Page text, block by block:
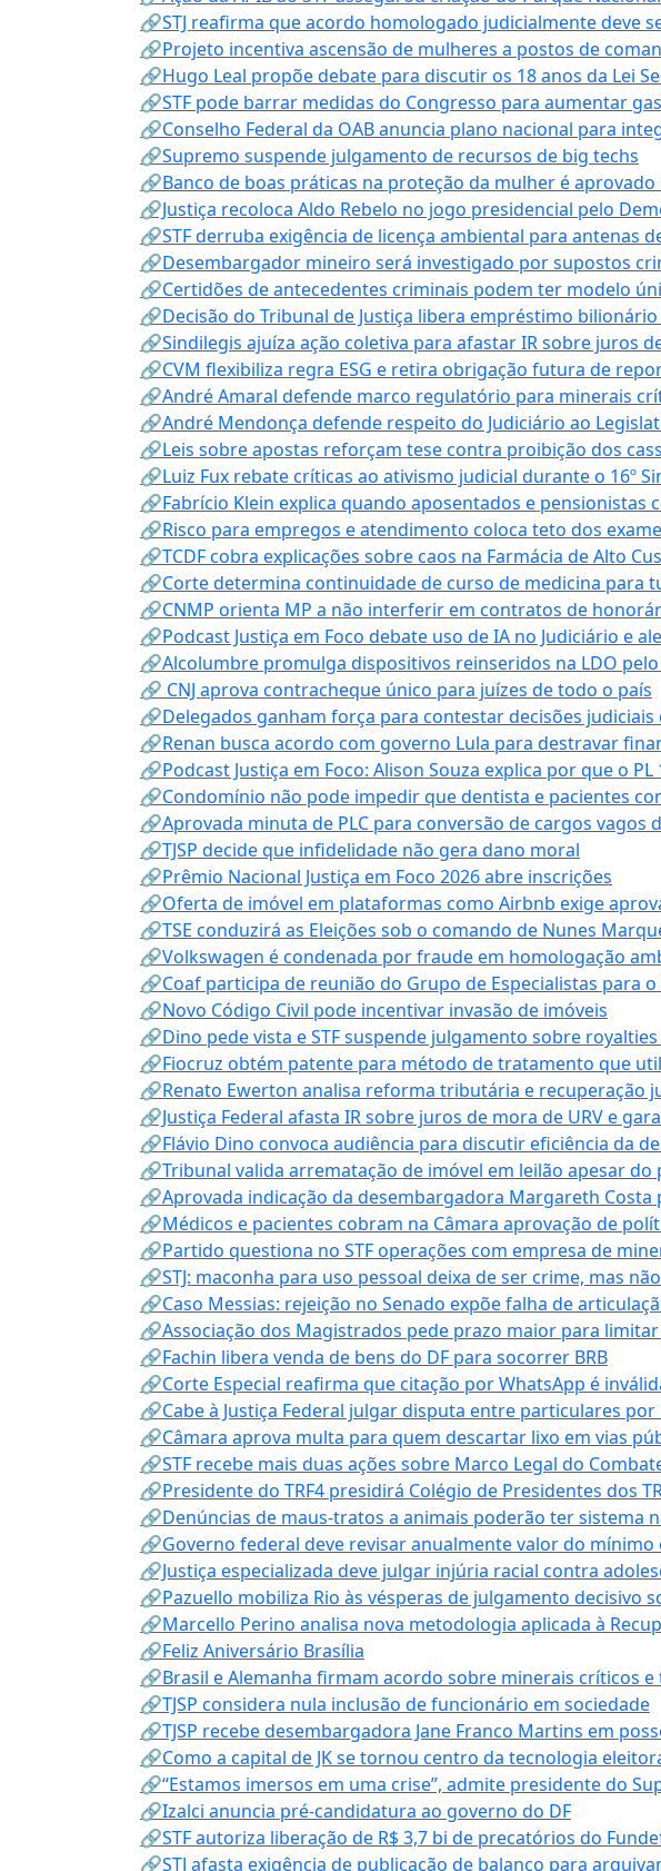
🔗STJ reafirma que acordo homologado judicialmente deve
🔗Projeto incentiva ascensão de mulheres a postos de
🔗Hugo Leal propõe debate para discutir os 18 anos da Lei
🔗STF pode barrar medidas do Congresso para aumentar
🔗Conselho Federal da OAB anuncia plano nacional para
🔗Supremo suspende julgamento de recursos de big techs
🔗Banco de boas práticas na proteção da mulher é aprovado
🔗Justiça recoloca Aldo Rebelo no jogo presidencial pelo
🔗STF derruba exigência de licença ambiental para antenas
🔗Desembargador mineiro será investigado por supostos
🔗Certidões de antecedentes criminais podem ter modelo
🔗Decisão do Tribunal de Justiça libera empréstimo
🔗Sindilegis ajuíza ação coletiva para afastar IR sobre juros
🔗CVM flexibiliza regra ESG e retira obrigação futura de
🔗André Amaral defende marco regulatório para minerais
🔗André Mendonça defende respeito do Judiciário ao
🔗Leis sobre apostas reforçam tese contra proibição dos
🔗Luiz Fux rebate críticas ao ativismo judicial durante o 16º
🔗Fabrício Klein explica quando aposentados e pensionistas
🔗Risco para empregos e atendimento coloca teto dos
🔗TCDF cobra explicações sobre caos na Farmácia de Alto
🔗Corte determina continuidade de curso de medicina para
🔗CNMP orienta MP a não interferir em contratos de
🔗Podcast Justiça em Foco debate uso de IA no Judiciário e
🔗Alcolumbre promulga dispositivos reinseridos na LDO
🔗 CNJ aprova contracheque único para juízes de todo o país
🔗Delegados ganham força para contestar decisões
🔗Renan busca acordo com governo Lula para destravar
🔗Podcast Justiça em Foco: Alison Souza explica por que o
🔗Condomínio não pode impedir que dentista e pacientes
🔗Aprovada minuta de PLC para conversão de cargos
🔗TJSP decide que infidelidade não gera dano moral
🔗Prêmio Nacional Justiça em Foco 2026 abre inscrições
🔗Oferta de imóvel em plataformas como Airbnb exige
🔗TSE conduzirá as Eleições sob o comando de Nunes
🔗Volkswagen é condenada por fraude em homologação
🔗Coaf participa de reunião do Grupo de Especialistas para
🔗Novo Código Civil pode incentivar invasão de imóveis
🔗Dino pede vista e STF suspende julgamento sobre
🔗Fiocruz obtém patente para método de tratamento que
🔗Renato Ewerton analisa reforma tributária e recuperação
🔗Justiça Federal afasta IR sobre juros de mora de URV e
🔗Flávio Dino convoca audiência para discutir eficiência da
🔗Tribunal valida arrematação de imóvel em leilão apesar
🔗Aprovada indicação da desembargadora Margareth Costa
🔗Médicos e pacientes cobram na Câmara aprovação de
🔗Partido questiona no STF operações com empresa de
🔗STJ: maconha para uso pessoal deixa de ser crime, mas
🔗Caso Messias: rejeição no Senado expõe falha de
🔗Associação dos Magistrados pede prazo maior para
🔗Fachin libera venda de bens do DF para socorrer BRB
🔗Corte Especial reafirma que citação por WhatsApp é
🔗Cabe à Justiça Federal julgar disputa entre particulares
🔗Câmara aprova multa para quem descartar lixo em vias
🔗STF recebe mais duas ações sobre Marco Legal do
🔗Presidente do TRF4 presidirá Colégio de Presidentes dos
🔗Denúncias de maus-tratos a animais poderão ter sistema
🔗Governo federal deve revisar anualmente valor do
🔗Justiça especializada deve julgar injúria racial contra
🔗Pazuello mobiliza Rio às vésperas de julgamento decisivo
🔗Marcello Perino analisa nova metodologia aplicada à
🔗Feliz Aniversário Brasília
🔗Brasil e Alemanha firmam acordo sobre minerais críticos e
🔗TJSP considera nula inclusão de funcionário em sociedade
🔗TJSP recebe desembargadora Jane Franco Martins em
🔗Como a capital de JK se tornou centro da tecnologia
🔗“Estamos imersos em uma crise”, admite presidente do
🔗Izalci anuncia pré-candidatura ao governo do DF
🔗STF autoriza liberação de R$ 3,7 bi de precatórios do
🔗STJ afasta exigência de publicação de balanço para